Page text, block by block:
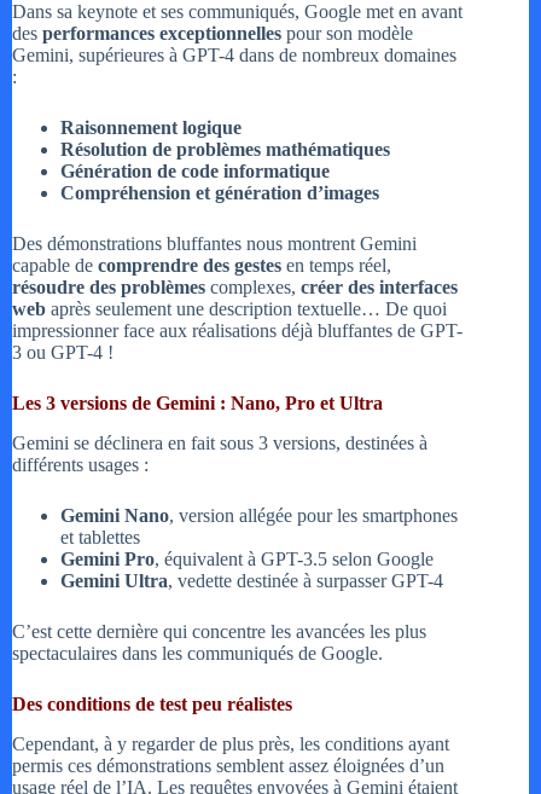
Dans sa keynote et ses communiqués, Google met en avant
des performances exceptionnelles pour son modèle
Gemini, supérieures à GPT-4 dans de nombreux domaines
:
Raisonnement logique
Résolution de problèmes mathématiques
Génération de code informatique
Compréhension et génération d’images
Des démonstrations bluffantes nous montrent Gemini
capable de comprendre des gestes en temps réel,
résoudre des problèmes complexes, créer des interfaces
web après seulement une description textuelle… De quoi
impressionner face aux réalisations déjà bluffantes de GPT-
3 ou GPT-4 !
Les 3 versions de Gemini : Nano, Pro et Ultra
Gemini se déclinera en fait sous 3 versions, destinées à
différents usages :
Gemini Nano, version allégée pour les smartphones
et tablettes
Gemini Pro, équivalent à GPT-3.5 selon Google
Gemini Ultra, vedette destinée à surpasser GPT-4
C’est cette dernière qui concentre les avancées les plus
spectaculaires dans les communiqués de Google.
Des conditions de test peu réalistes
Cependant, à y regarder de plus près, les conditions ayant
permis ces démonstrations semblent assez éloignées d’un
usage réel de l’IA. Les requêtes envoyées à Gemini étaient